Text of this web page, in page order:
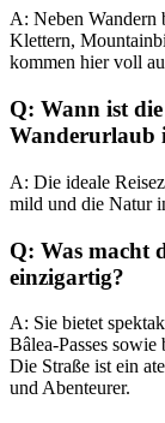
A: Neben Wandern
Klettern,
kommen hier voll
Q: Wann ist die
Wanderurlaub
A: Die ideale
mild und die Natur
Q: Was macht
einzigartig?
A: Sie bietet
Bâlea-Passes sowie
Die Straße ist ein
und Abenteurer.